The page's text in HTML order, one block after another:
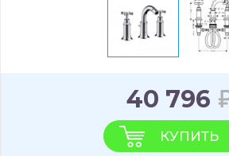
40 796
КУПИТЬ